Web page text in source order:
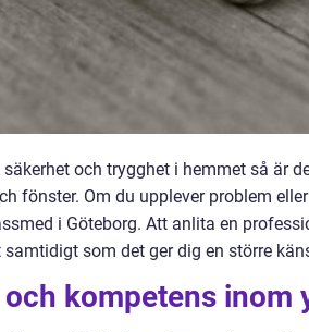
och trygghet i hemmet så är
fönster. Om du upplever problem
i Göteborg. Att anlita en
som det ger dig en större
kompetens inom